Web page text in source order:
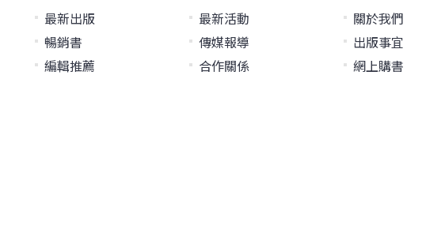
最新出版
暢銷書
編輯推薦
最新活動
傳媒報導
合作關係
關於我們
出版事宜
網上購書